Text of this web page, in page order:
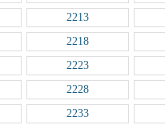
2213
2218
2223
2228
2233